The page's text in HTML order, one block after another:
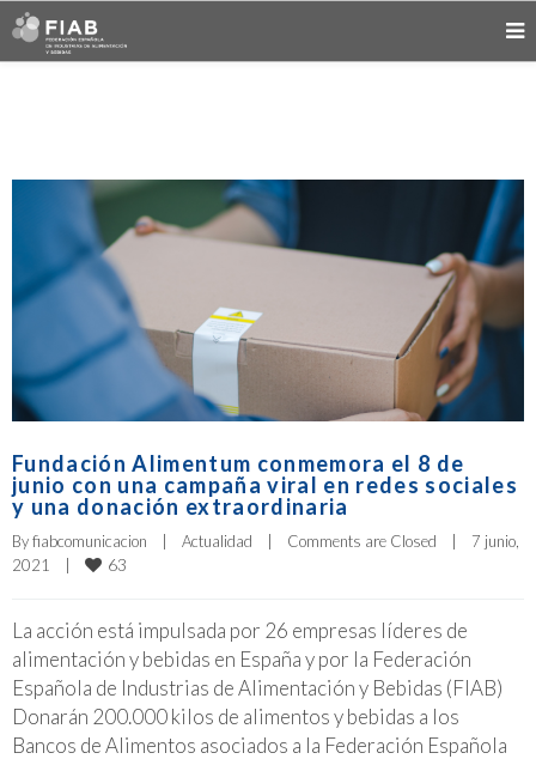
Fundación Alimentum conmemora el 8 de
junio con una campaña viral en redes sociales
y una donación extraordinaria
By fiabcomunicacion Actualidad Comments are Closed
7 junio,
2021
63
La acción está impulsada por 26 empresas líderes de
alimentación y bebidas en España y por la Federación
Española de Industrias de Alimentación y Bebidas (FIAB)
Donarán 200.000 kilos de alimentos y bebidas a los
Bancos de Alimentos asociados a la Federación Española